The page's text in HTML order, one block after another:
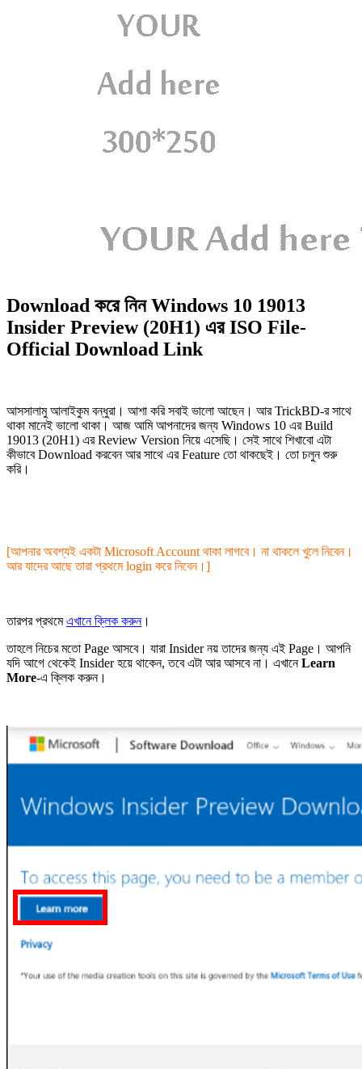
Download করে নিন Windows 10 19013
Insider Preview (20H1) এর ISO File-
Official Download Link
আসসালামু আলাইকুম বন্ধুরা। আশা করি সবাই ভালো আছেন। আর TrickBD-র সাথে
থাকা মানেই ভালো থাকা। আজ আমি আপনাদের জন্য Windows 10 এর Build
19013 (20H1) এর Review Version নিয়ে এসেছি। সেই সাথে শিখাবো এটা
কীভাবে Download করবেন আর সাথে এর Feature তো‌ থাকছেই। তো চলুন শুরু
করি।
[আপনার অবশ্যই একটা Microsoft Account থাকা লাগবে। না থাকলে খুলে নিবেন।
আর যাদের আছে তারা প্রথমে login করে নিবেন।]
তারপর প্রথমেএখানে ক্লিক করুন।
তাহলে নিচের মতো Page আসবে। যারা Insider নয় তাদের জন্য এই Page। আপনি
যদি আগে থেকেই Insider হয়ে থাকেন, তবে এটা আর আসবে না। এখানেLearn
More-এ ক্লিক করুন।